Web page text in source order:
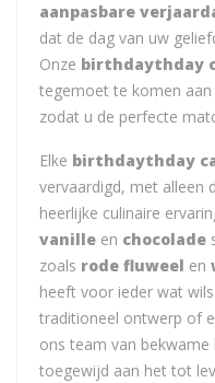
aanpasbare
dat de dag van uw
Onze birthdaythday
tegemoet te komen
zodat u de perfecte
Elke birthdaythday
vervaardigd, met alleen
heerlijke culinaire
vanille en chocolade
zoals rode fluweel en
heeft voor ieder wat
traditioneel ontwerp of
ons team van
toegewijd aan het tot